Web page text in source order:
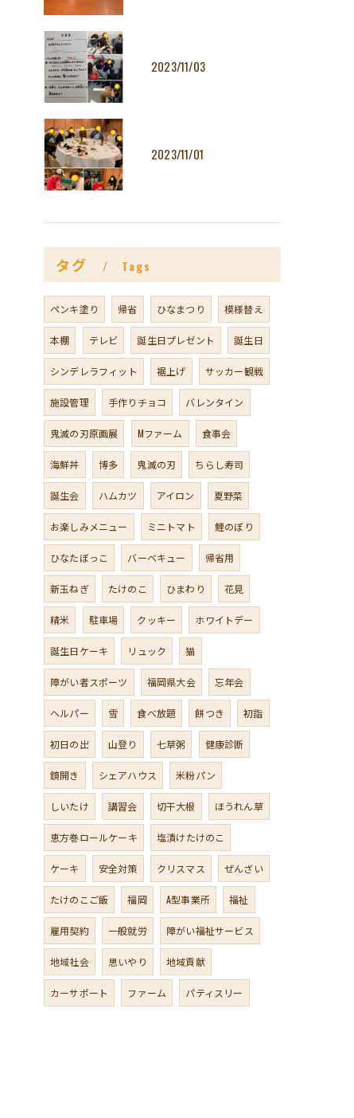
2023/11/03
2023/11/01
タグ Tags
ペンキ塗り 帰省 ひなまつり 模様替え
本棚 テレビ 誕生日プレゼント 誕生日
シンデレラフィット 裾上げ サッカー観戦
施設管理 手作りチョコ バレンタイン
鬼滅の刃原画展 Mファーム 食事会
海鮮丼 博多 鬼滅の刃 ちらし寿司
誕生会 ハムカツ アイロン 夏野菜
お楽しみメニュー ミニトマト 鯉のぼり
ひなたぼっこ バーベキュー 帰省用
新玉ねぎ たけのこ ひまわり 花見
精米 駐車場 クッキー ホワイトデー
誕生日ケーキ リュック 猫
障がい者スポーツ 福岡県大会 忘年会
ヘルパー 雪 食べ放題 餅つき 初詣
初日の出 山登り 七草粥 健康診断
鏡開き シェアハウス 米粉パン
しいたけ 講習会 切干大根 ほうれん草
恵方巻ロールケーキ 塩漬けたけのこ
ケーキ 安全対策 クリスマス ぜんざい
たけのこご飯 福岡 A型事業所 福祉
雇用契約 一般就労 障がい福祉サービス
地域社会 思いやり 地域貢献
カーサポート ファーム パティスリー